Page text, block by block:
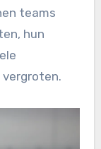
teams
hun